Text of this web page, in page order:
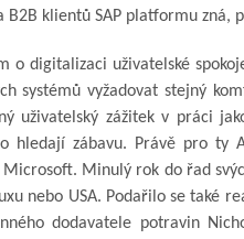
B2B klientů SAP platformu
o digitalizaci uživatelské
systémů vyžadovat stejný
uživatelský zážitek v práci
hledají zábavu. Právě pro ty
Microsoft. Minulý rok do řad
nebo USA. Podařilo se také
dodavatele potravin